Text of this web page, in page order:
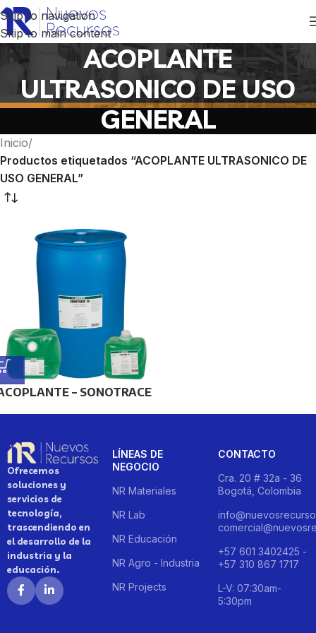
Skip to navigation
Skip to main content
ACOPLANTE
ULTRASONICO DE USO
GENERAL
Inicio/
Productos etiquetados “ACOPLANTE ULTRASONICO DE
USO GENERAL”
– SONOTRACE
Ofrecemos
soluciones y
servicios de
tecnología,
trascendiendo en
el desarrollo de la
industria y la
educación.
LÍNEAS DE
NEGOCIO
NR Materiales
NR Lab
NR Educación
NR Agro - Industria
NR Projects
CONTACTO
Cra. 20 # 32a - 36
Bogotá, Colombia
+57 601 3402425 -
+57 310 867 1717
L-V: 07:30am-
5:30pm